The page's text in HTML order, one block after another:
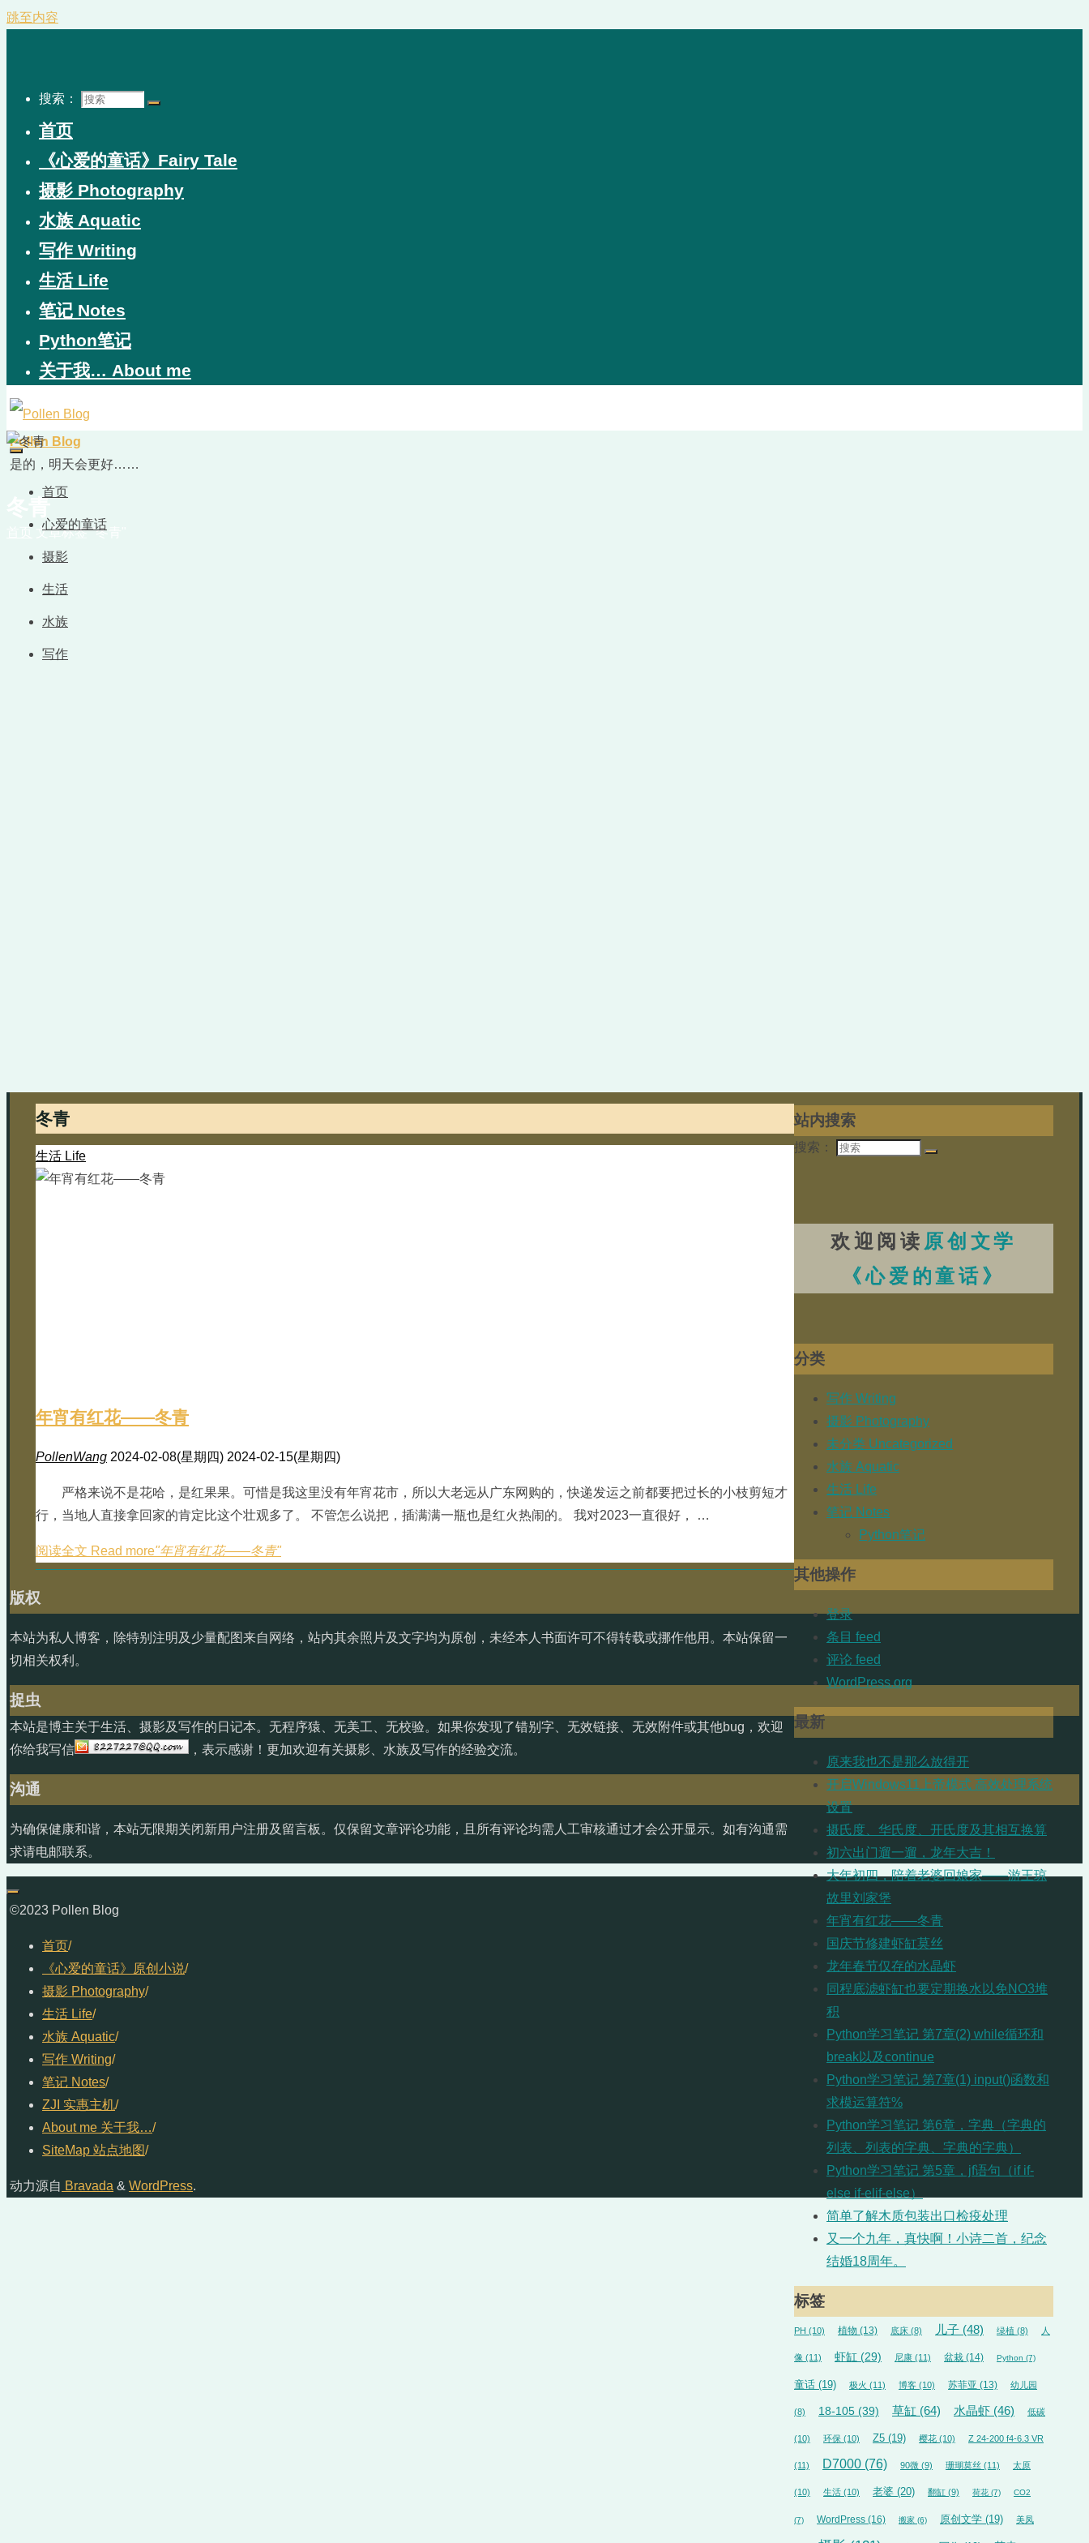
跳至内容
搜索：
首页
《心爱的童话》Fairy Tale
摄影 Photography
水族 Aquatic
写作 Writing
生活 Life
笔记 Notes
Python笔记
关于我… About me
Pollen Blog
是的，明天会更好……
首页
心爱的童话
摄影
生活
水族
写作
文章标签 "冬青"
冬青
生活 Life
年宵有红花——冬青
PollenWang 2024-02-08(星期四) 2024-02-15(星期四)
严格来说不是花哈，是红果果。可惜是我这里没有年宵花市，所以大老远从广东网购的，快递发运之前都要把过长的小枝剪短才
行，当地人直接拿回家的肯定比这个壮观多了。 不管怎么说把，插满满一瓶也是红火热闹的。 我对2023一直很好， …
阅读全文 Read more"年宵有红花——冬青"
站内搜索
搜索：
欢迎阅读 原创文学
《心爱的童话》
分类
写作 Writing
摄影 Photography
未分类 Uncategorized
水族 Aquatic
生活 Life
笔记 Notes
Python笔记
其他操作
登录
条目 feed
评论 feed
WordPress.org
最新
原来我也不是那么放得开
开启Windows11上帝模式 高效处理系统
设置
摄氏度、华氏度、开氏度及其相互换算
初六出门遛一遛，龙年大吉！
大年初四，陪着老婆回娘家——游王琼
故里刘家堡
年宵有红花——冬青
国庆节修建虾缸莫丝
龙年春节仅存的水晶虾
同程底滤虾缸也要定期换水以免NO3堆
积
Python学习笔记 第7章(2) while循环和
break以及continue
Python学习笔记 第7章(1) input()函数和
求模运算符%
Python学习笔记 第6章，字典（字典的
列表、列表的字典、字典的字典）
Python学习笔记 第5章，jf语句（if if-
else if-elif-else）
简单了解木质包装出口检疫处理
又一个九年，真快啊！小诗二首，纪念
结婚18周年。
标签
PH (10) 植物 (13) 底床 (8) 儿子 (48) 绿植 (8) 人
像 (11) 虾缸 (29) 尼康 (11) 盆栽 (14) Python (7)
童话 (19) 极火 (11) 博客 (10) 苏菲亚 (13) 幼儿园
(8) 18-105 (39) 草缸 (64) 水晶虾 (46) 低碳
(10) 环保 (10) Z5 (19) 樱花 (10) Z 24-200 f4-6.3 VR
(11) D7000 (76) 90微 (9) 珊瑚莫丝 (11) 太原
(10) 生活 (10) 老婆 (20) 翻缸 (9) 荷花 (7) CO2
(7) WordPress (16) 搬家 (6) 原创文学 (19) 美凤
版权
本站为私人博客，除特别注明及少量配图来自网络，站内其余照片及文字均为原创，未经本人书面许可不得转载或挪作他用。本站保留一
切相关权利。
捉虫
本站是博主关于生活、摄影及写作的日记本。无程序猿、无美工、无校验。如果你发现了错别字、无效链接、无效附件或其他bug，欢迎
你给我写信
，表示感谢！更加欢迎有关摄影、水族及写作的经验交流。
沟通
为确保健康和谐，本站无限期关闭新用户注册及留言板。仅保留文章评论功能，且所有评论均需人工审核通过才会公开显示。如有沟通需
求请电邮联系。
©2023 Pollen Blog
首页/
《心爱的童话》原创小说/
摄影 Photography/
生活 Life/
水族 Aquatic/
写作 Writing/
笔记 Notes/
ZJI 实惠主机/
About me 关于我…/
SiteMap 站点地图/
动力源自 Bravada & WordPress.